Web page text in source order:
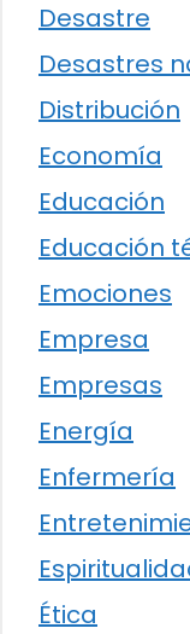
Desastre
Desastres
Distribución
Economía
Educación
Educación
Emociones
Empresa
Empresas
Energía
Enfermería
Ética